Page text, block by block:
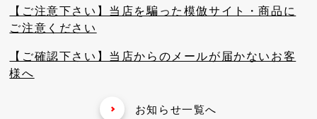
【ご注意下さい】当店を騙った模倣サイト・商品に
ご注意ください
【ご確認下さい】当店からのメールが届かないお客
様へ
お知らせ一覧へ